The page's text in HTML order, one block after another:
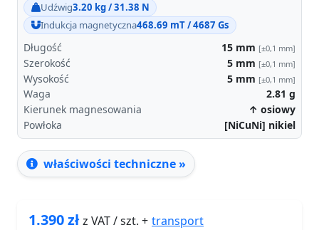
Udźwig3.20 kg / 31.38 N
Indukcja magnetyczna468.69 mT / 4687 Gs
Długość 15 mm [±0,1 mm]
Szerokość 5 mm [±0,1 mm]
Wysokość 5 mm [±0,1 mm]
Waga 2.81 g
Kierunek magnesowania
↑ osiowy
Powłoka
[NiCuNi] nikiel
właściwości techniczne »
1.390złz VAT / szt. + transport